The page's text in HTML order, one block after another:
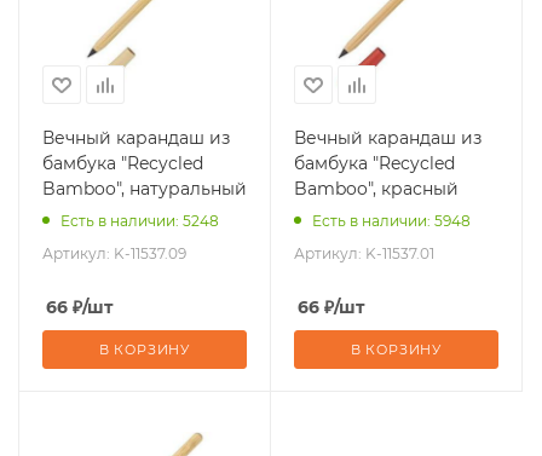
Вечный карандаш из
бамбука "Recycled
Bamboo", натуральный
Есть в наличии: 5248
Артикул: K-11537.09
66 ₽/шт
В КОРЗИНУ
Вечный карандаш из
бамбука "Recycled
Bamboo", красный
Есть в наличии: 5948
Артикул: K-11537.01
66 ₽/шт
В КОРЗИНУ